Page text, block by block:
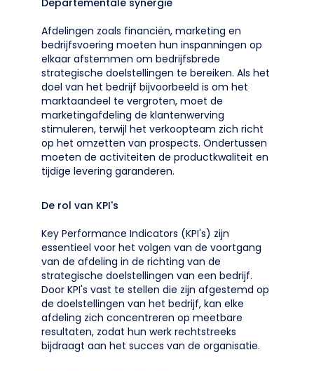
Departementale synergie
Afdelingen zoals financiën, marketing en
bedrijfsvoering moeten hun inspanningen op
elkaar afstemmen om bedrijfsbrede
strategische doelstellingen te bereiken. Als het
doel van het bedrijf bijvoorbeeld is om het
marktaandeel te vergroten, moet de
marketingafdeling de klantenwerving
stimuleren, terwijl het verkoopteam zich richt
op het omzetten van prospects. Ondertussen
moeten de activiteiten de productkwaliteit en
tijdige levering garanderen.
De rol van KPI's
Key Performance Indicators (KPI's) zijn
essentieel voor het volgen van de voortgang
van de afdeling in de richting van de
strategische doelstellingen van een bedrijf.
Door KPI's vast te stellen die zijn afgestemd op
de doelstellingen van het bedrijf, kan elke
afdeling zich concentreren op meetbare
resultaten, zodat hun werk rechtstreeks
bijdraagt aan het succes van de organisatie.